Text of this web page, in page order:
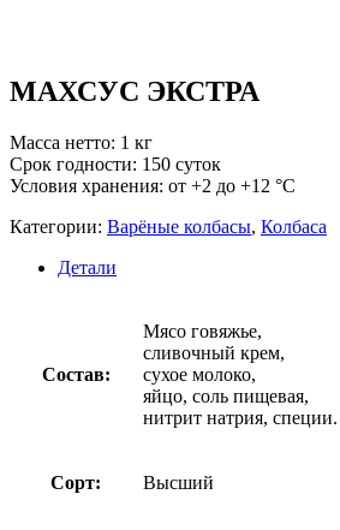
МАХСУС ЭКСТРА
Масса нетто: 1 кг
Срок годности: 150 суток
Условия хранения: от +2 до +12 °С
Категории: Варёные колбасы, Колбаса
Детали
Состав:
Мясо говяжье,
сливочный крем,
сухое молоко,
яйцо, соль пищевая,
нитрит натрия, специи.
Сорт: Высший